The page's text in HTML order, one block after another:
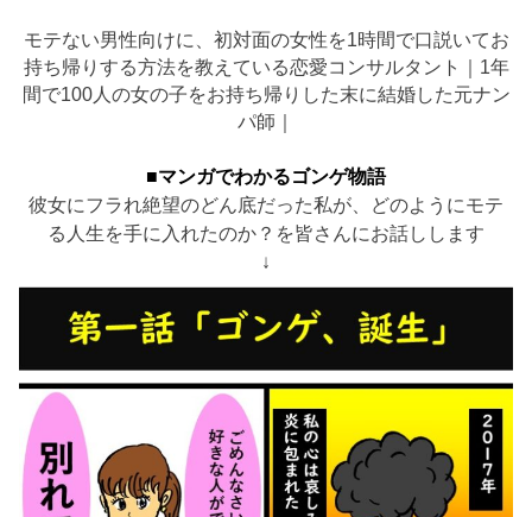
モテない男性向けに、初対面の女性を1時間で口説いてお
持ち帰りする方法を教えている恋愛コンサルタント｜1年
間で100人の女の子をお持ち帰りした末に結婚した元ナン
パ師｜
■マンガでわかるゴンゲ物語
彼女にフラれ絶望のどん底だった私が、どのようにモテ
る人生を手に入れたのか？を皆さんにお話しします
↓